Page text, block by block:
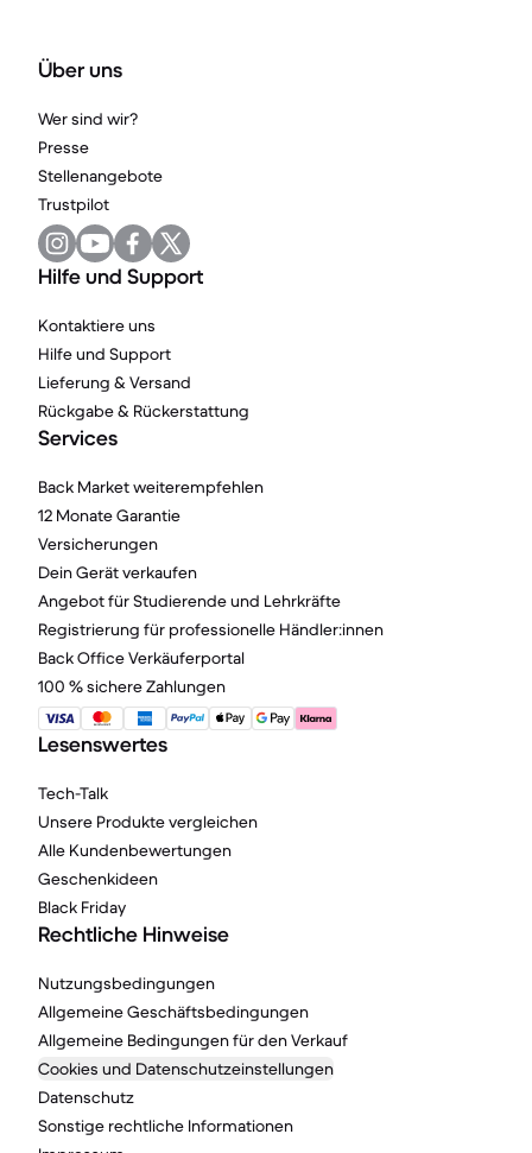
Über uns
Wer sind wir?
Presse
Stellenangebote
Trustpilot
Hilfe und Support
Kontaktiere uns
Hilfe und Support
Lieferung & Versand
Rückgabe & Rückerstattung
Services
Back Market weiterempfehlen
12 Monate Garantie
Versicherungen
Dein Gerät verkaufen
Angebot für Studierende und Lehrkräfte
Registrierung für professionelle Händler:innen
Back Office Verkäuferportal
100 % sichere Zahlungen
Lesenswertes
Tech-Talk
Unsere Produkte vergleichen
Alle Kundenbewertungen
Geschenkideen
Black Friday
Rechtliche Hinweise
Nutzungsbedingungen
Allgemeine Geschäftsbedingungen
Allgemeine Bedingungen für den Verkauf
Cookies und Datenschutzeinstellungen
Datenschutz
Sonstige rechtliche Informationen